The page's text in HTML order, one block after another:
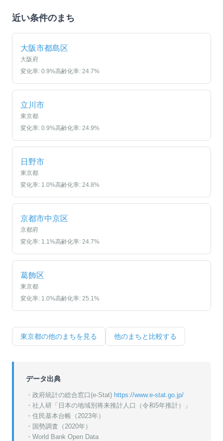
近い条件のまち
大阪市都島区
大阪府
変化率: 0.9%高齢化率: 24.7%
立川市
東京都
変化率: 0.9%高齢化率: 24.9%
日野市
東京都
変化率: 1.0%高齢化率: 24.8%
京都市中京区
京都府
変化率: 1.1%高齢化率: 24.7%
葛飾区
東京都
変化率: 1.0%高齢化率: 25.1%
東京都の他のまちを見る 他のまちと比較する
データ出典
・政府統計の総合窓口(e-Stat) https://www.e-stat.go.jp/
・ 社人研「日本の地域別将来推計人口（令和5年推計）」
・ 住民基本台帳（2023年）
・ 国勢調査（2020年）
・World Bank Open Data